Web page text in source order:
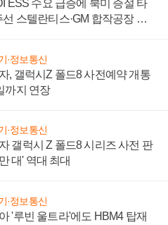
ESS 수요 급증에 북미 증설 타
선 스텔란티스·GM 합작공장 건
·정보통신
, 갤럭시Z 폴드8 사전예약 개통
까지 연장
·정보통신
갤럭시 Z 폴드8 시리즈 사전 판
대' 역대 최대
·정보통신
'루빈 울트라'에도 HBM4 탑재